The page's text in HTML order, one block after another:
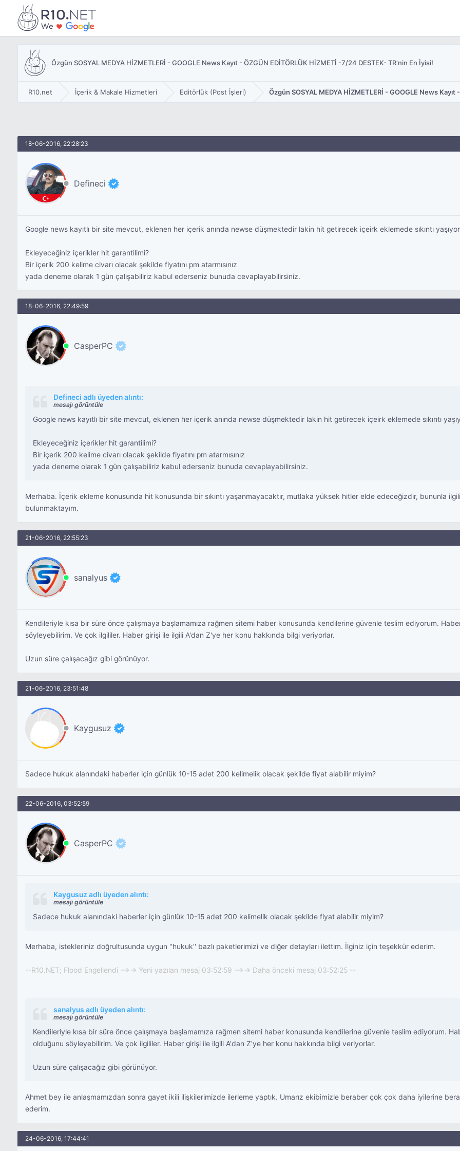
Özgün SOSYAL MEDYA HİZMETLERİ - GOOGLE News Kayıt - ÖZGÜN EDİTÖRLÜK HİZMETİ -7/24 DESTEK- TR'nin En İyisi!
R10.net İçerik & Makale Hizmetleri Editörlük (Post İşleri) Özgün SOSYAL MEDYA HİZMETLERİ - GOOGLE News
18-06-2016, 22:28:23
Defineci
Google news kayıtlı bir site mevcut, eklenen her içerik anında newse düşmektedir lakin hit getirecek içeirk eklemede sıkıntı
Ekleyeceğiniz içerikler hit garantilimi?
Bir içerik 200 kelime civarı olacak şekilde fiyatını pm atarmısınız
yada deneme olarak 1 gün çalışabiliriz kabul ederseniz bunuda cevaplayabilirsiniz.
18-06-2016, 22:49:59
CasperPC
Defineci adlı üyeden alıntı:
mesajı görüntüle
Google news kayıtlı bir site mevcut, eklenen her içerik anında newse düşmektedir lakin hit getirecek içeirk eklemede sıkıntı
Ekleyeceğiniz içerikler hit garantilimi?
Bir içerik 200 kelime civarı olacak şekilde fiyatını pm atarmısınız
yada deneme olarak 1 gün çalışabiliriz kabul ederseniz bunuda cevaplayabilirsiniz.
Merhaba. İçerik ekleme konusunda hit konusunda bir sıkıntı yaşanmayacaktır, mutlaka yüksek hitler elde edeceğizdir, bununla
bulunmaktayım.
21-06-2016, 22:55:23
sanalyus
Kendileriyle kısa bir süre önce çalışmaya başlamamıza rağmen sitemi haber konusunda kendilerine güvenle teslim ediyorum.
söyleyebilirim. Ve çok ilgililer. Haber girişi ile ilgili A'dan Z'ye her konu hakkında bilgi veriyorlar.
Uzun süre çalışacağız gibi görünüyor.
21-06-2016, 23:51:48
Kaygusuz
Sadece hukuk alanındaki haberler için günlük 10-15 adet 200 kelimelik olacak şekilde fiyat alabilir miyim?
22-06-2016, 03:52:59
CasperPC
Kaygusuz adlı üyeden alıntı:
mesajı görüntüle
Sadece hukuk alanındaki haberler için günlük 10-15 adet 200 kelimelik olacak şekilde fiyat alabilir miyim?
Merhaba, istekleriniz doğrultusunda uygun ''hukuk'' bazlı paketlerimizi ve diğer detayları ilettim. İlginiz için teşekkür ederim.
--R10.NET; Flood Engellendi -->-> Yeni yazılan mesaj 03:52:59 -->-> Daha önceki mesaj 03:52:25 --
sanalyus adlı üyeden alıntı:
mesajı görüntüle
Kendileriyle kısa bir süre önce çalışmaya başlamamıza rağmen sitemi haber konusunda kendilerine güvenle teslim ediyorum.
olduğunu söyleyebilirim. Ve çok ilgililer. Haber girişi ile ilgili A'dan Z'ye her konu hakkında bilgi veriyorlar.
Uzun süre çalışacağız gibi görünüyor.
Ahmet bey ile anlaşmamızdan sonra gayet ikili ilişkilerimizde ilerleme yaptık. Umarız ekibimizle beraber çok çok daha iyilerine
ederim.
24-06-2016, 17:44:41